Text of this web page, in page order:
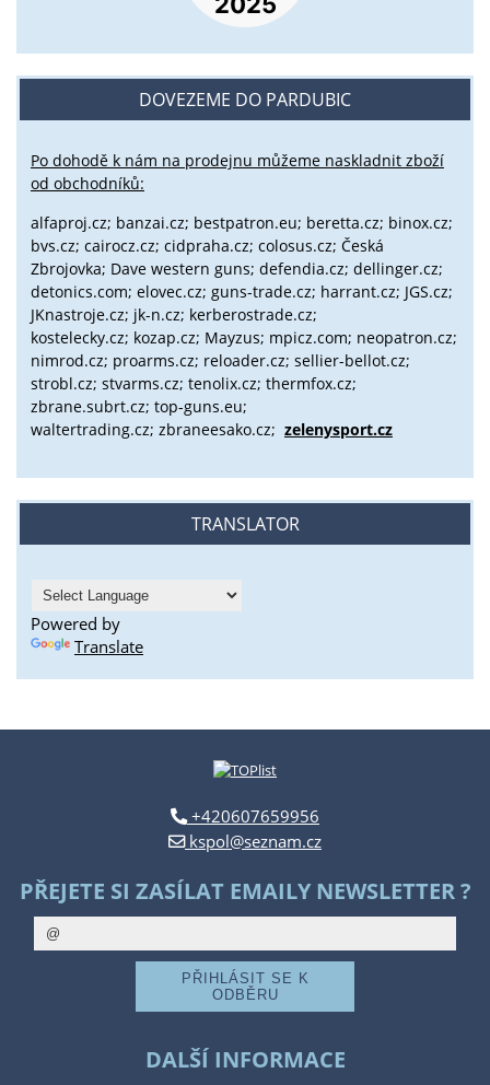
DOVEZEME DO PARDUBIC
Po dohodě k nám na prodejnu můžeme naskladnit zboží
od obchodníků:
alfaproj.cz; banzai.cz; bestpatron.eu; beretta.cz; binox.cz;
bvs.cz; cairocz.cz; cidpraha.cz; colosus.cz; Česká
Zbrojovka; Dave western guns; defendia.cz; dellinger.cz;
detonics.com; elovec.cz; guns-trade.cz; harrant.cz; JGS.cz;
JKnastroje.cz; jk-n.cz; kerberostrade.cz;
kostelecky.cz; kozap.cz; Mayzus; mpicz.com; neopatron.cz;
nimrod.cz; proarms.cz; reloader.cz; sellier-bellot.cz;
strobl.cz; stvarms.cz; tenolix.cz; thermfox.cz;
zbrane.subrt.cz; top-guns.eu;
waltertrading.cz; zbraneesako.cz; zelenysport.cz
TRANSLATOR
Powered by
Translate
+420607659956
kspol@seznam.cz
PŘEJETE SI ZASÍLAT EMAILY NEWSLETTER ?
DALŠÍ INFORMACE